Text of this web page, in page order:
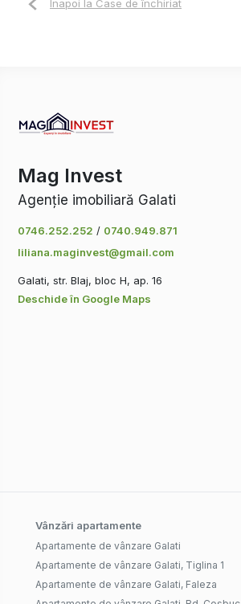
Înapoi la Case de închiriat
Mag Invest
Agenție imobiliară Galati
0746.252.252 / 0740.949.871
liliana.maginvest@gmail.com
Galati, str. Blaj, bloc H, ap. 16
Deschide în Google Maps
Vânzări apartamente
Apartamente de vânzare Galati
Apartamente de vânzare Galati, Tiglina 1
Apartamente de vânzare Galati, Faleza